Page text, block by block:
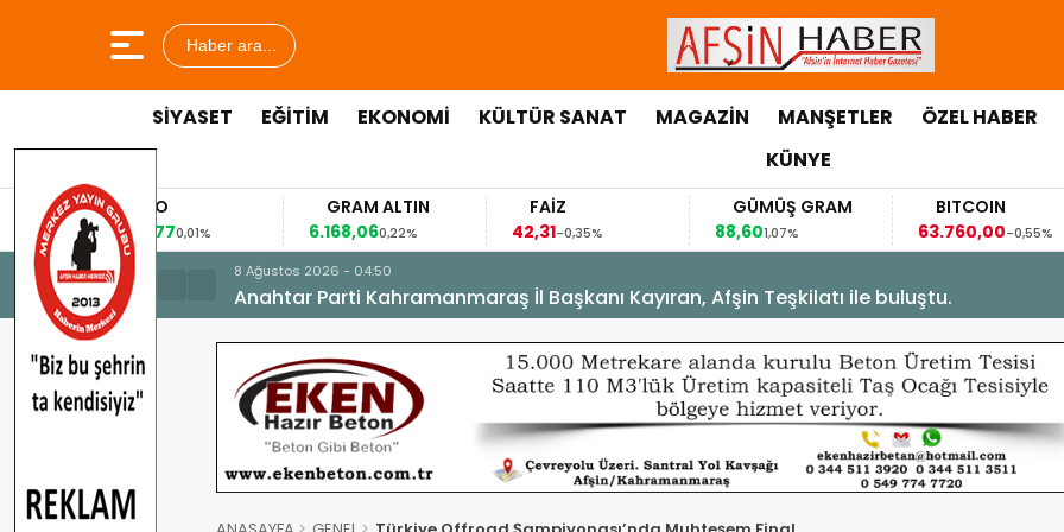
Haber ara...
SİYASET EĞİTİM EKONOMİ KÜLTÜR SANAT MAGAZİN MANŞETLER ÖZEL HABER
KÜNYE
EURO
53,84770,01%
GRAM ALTIN
6.168,060,22%
FAİZ
42,31
-0,35%
GÜMÜŞ GRAM
88,60
1,07%
BITCOIN
63.760,00-0,55%
8 Ağustos 2026 - 04:50
Anahtar Parti Kahramanmaraş İl Başkanı Kayıran, Afşin Teşkilatı ile buluştu.